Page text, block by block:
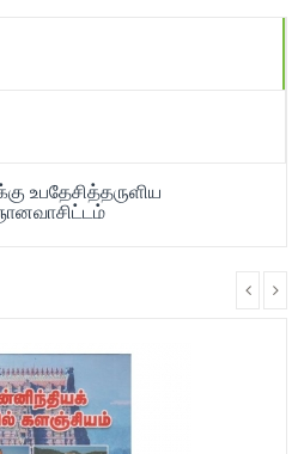
உபதேசித்தருளிய